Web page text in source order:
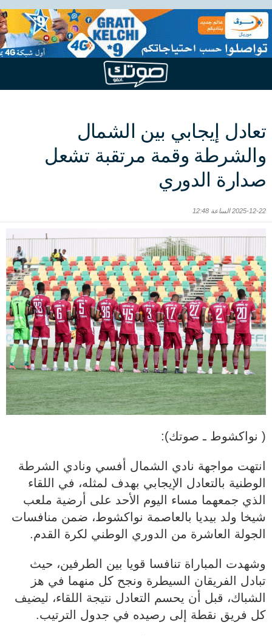
تعادل إيجابي بين الشمال
والشرطة وقمة مرتقبة تشعل
صدارة الدوري
2025-12-22 الساعة 12:48
( نواكشوط ـ صوتك):
انتهت مواجهة نادي الشمال أفسي ونادي الشرطة
الوطنية بالتعادل الإيجابي بهدف لمثله، في اللقاء
الذي جمعهما مساء اليوم الأحد على أرضية ملعب
شيخا ولد بيديا بالعاصمة نواكشوط، ضمن منافسات
الجولة العاشرة من الدوري الوطني لكرة القدم.
وشهدت المباراة تنافسا قويا بين الطرفين، حيث
تبادل الفريقان السيطرة ونجح كل منهما في هز
الشباك، قبل أن يحسم التعادل نتيجة اللقاء، ليضيف
كل فريق نقطة إلى رصيده في جدول الترتيب.